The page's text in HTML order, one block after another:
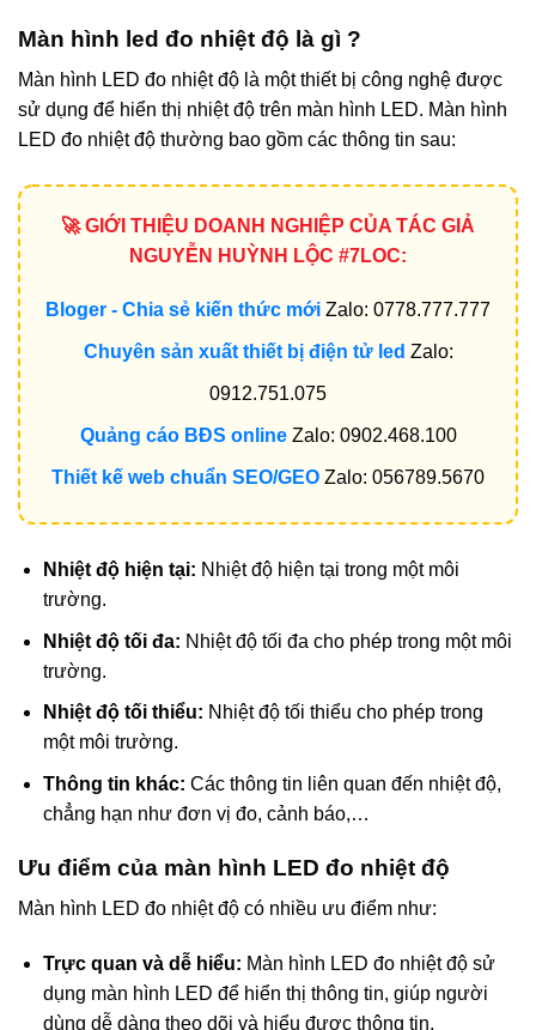
Màn hình led đo nhiệt độ là gì ?
Màn hình LED đo nhiệt độ là một thiết bị công nghệ được
sử dụng để hiển thị nhiệt độ trên màn hình LED. Màn hình
LED đo nhiệt độ thường bao gồm các thông tin sau:
🚀 GIỚI THIỆU DOANH NGHIỆP CỦA TÁC GIẢ
NGUYỄN HUỲNH LỘC #7LOC:
Bloger - Chia sẻ kiến thức mới Zalo: 0778.777.777
Chuyên sản xuất thiết bị điện tử led Zalo:
0912.751.075
Quảng cáo BĐS onlineZalo: 0902.468.100
Thiết kế web chuẩn SEO/GEO Zalo: 056789.5670
Nhiệt độ hiện tại: Nhiệt độ hiện tại trong một môi
trường.
Nhiệt độ tối đa: Nhiệt độ tối đa cho phép trong một môi
trường.
Nhiệt độ tối thiểu: Nhiệt độ tối thiểu cho phép trong
một môi trường.
Thông tin khác: Các thông tin liên quan đến nhiệt độ,
chẳng hạn như đơn vị đo, cảnh báo,…
Ưu điểm của màn hình LED đo nhiệt độ
Màn hình LED đo nhiệt độ có nhiều ưu điểm như:
Trực quan và dễ hiểu: Màn hình LED đo nhiệt độ sử
dụng màn hình LED để hiển thị thông tin, giúp người
dùng dễ dàng theo dõi và hiểu được thông tin.